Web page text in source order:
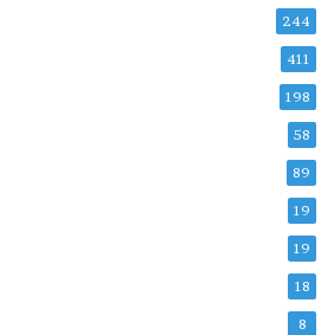
244
411
198
58
89
19
19
18
8